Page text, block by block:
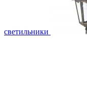
светильники